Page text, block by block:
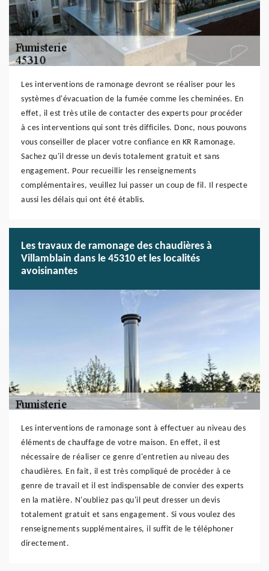
Les interventions de ramonage devront se réaliser pour les
systèmes d'évacuation de la fumée comme les cheminées. En
effet, il est très utile de contacter des experts pour procéder
à ces interventions qui sont très difficiles. Donc, nous pouvons
vous conseiller de placer votre confiance en KR Ramonage.
Sachez qu'il dresse un devis totalement gratuit et sans
engagement. Pour recueillir les renseignements
complémentaires, veuillez lui passer un coup de fil. Il respecte
aussi les délais qui ont été établis.
Les travaux de ramonage des chaudières à
Villamblain dans le 45310 et les localités
avoisinantes
Les interventions de ramonage sont à effectuer au niveau des
éléments de chauffage de votre maison. En effet, il est
nécessaire de réaliser ce genre d'entretien au niveau des
chaudières. En fait, il est très compliqué de procéder à ce
genre de travail et il est indispensable de convier des experts
en la matière. N'oubliez pas qu'il peut dresser un devis
totalement gratuit et sans engagement. Si vous voulez des
renseignements supplémentaires, il suffit de le téléphoner
directement.